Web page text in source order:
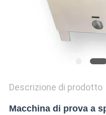
Descrizione di prodotto
Macchina di prova a